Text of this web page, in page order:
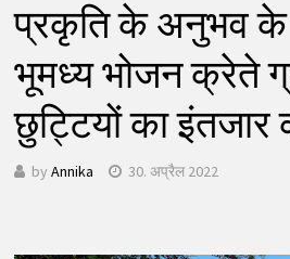
प्रकृति के अनुभव
भूमध्य भोजन क्रेते
छुट्टियों का इंतजार
by Annika 30. अप्रैल 2022